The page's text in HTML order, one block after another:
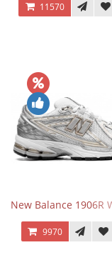
11570
New Balance 1906R
9970